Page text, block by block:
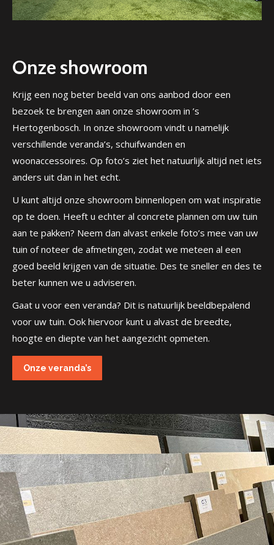
Onze showroom
Krijg een nog beter beeld van ons aanbod door een
bezoek te brengen aan onze showroom in ’s
Hertogenbosch. In onze showroom vindt u namelijk
verschillende veranda’s, schuifwanden en
woonaccessoires. Op foto’s ziet het natuurlijk altijd net iets
anders uit dan in het echt.
U kunt altijd onze showroom binnenlopen om wat inspiratie
op te doen. Heeft u echter al concrete plannen om uw tuin
aan te pakken? Neem dan alvast enkele foto’s mee van uw
tuin of noteer de afmetingen, zodat we meteen al een
goed beeld krijgen van de situatie. Des te sneller en des te
beter kunnen we u adviseren.
Gaat u voor een veranda? Dit is natuurlijk beeldbepalend
voor uw tuin. Ook hiervoor kunt u alvast de breedte,
hoogte en diepte van het aangezicht opmeten.
Onze veranda’s